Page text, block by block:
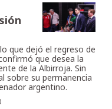
que dejó el regreso de
que desea la
de la Albirroja. Sin
sobre su permanencia
argentino.